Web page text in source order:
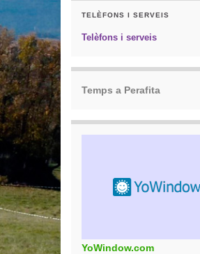
TELÈFONS I SERVEIS
Telèfons i serveis
Temps a Perafita
YoWindow.com